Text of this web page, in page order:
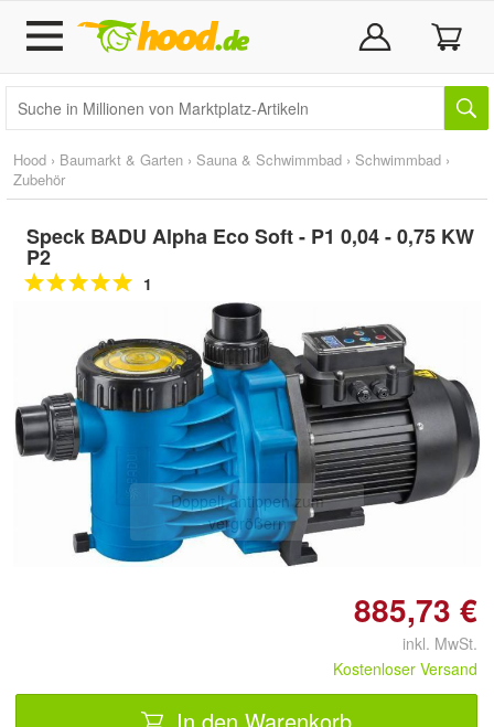
Hood › Baumarkt & Garten › Sauna & Schwimmbad › Schwimmbad ›
Zubehör
Speck BADU Alpha Eco Soft - P1 0,04 - 0,75 KW
P2
1
Doppelt antippen zum
vergrößern
885,73 €
inkl. MwSt.
Kostenloser Versand
In den Warenkorb